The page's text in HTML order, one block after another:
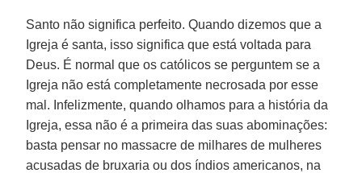
Santo não significa perfeito. Quando dizemos que a
Igreja é santa, isso significa que está voltada para
Deus. É normal que os católicos se perguntem se a
Igreja não está completamente necrosada por esse
mal. Infelizmente, quando olhamos para a história da
Igreja, essa não é a primeira das suas abominações:
basta pensar no massacre de milhares de mulheres
acusadas de bruxaria ou dos índios americanos, na